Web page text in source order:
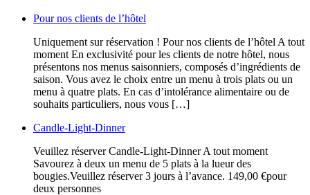
Pour nos clients de l’hôtel
Uniquement sur réservation ! Pour nos clients de l’hôtel A tout
moment En exclusivité pour les clients de notre hôtel, nous
présentons nos menus saisonniers, composés d’ingrédients de
saison. Vous avez le choix entre un menu à trois plats ou un
menu à quatre plats. En cas d’intolérance alimentaire ou de
souhaits particuliers, nous vous […]
Candle-Light-Dinner
Veuillez réserver Candle-Light-Dinner A tout moment
Savourez à deux un menu de 5 plats à la lueur des
bougies.Veuillez réserver 3 jours à l’avance. 149,00 €pour
deux personnes